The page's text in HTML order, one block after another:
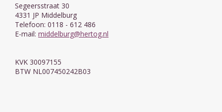
Segeersstraat 30
4331 JP Middelburg
Telefoon: 0118 - 612 486
E-mail: middelburg@hertog.nl
KVK 30097155
BTW NL007450242B03